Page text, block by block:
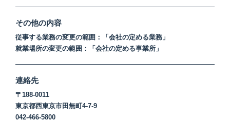
その他の内容
従事する業務の変更の範囲：「会社の定める業務」
就業場所の変更の範囲：「会社の定める事業所」
連絡先
〒188-0011
東京都西東京市田無町4-7-9
042-466-5800